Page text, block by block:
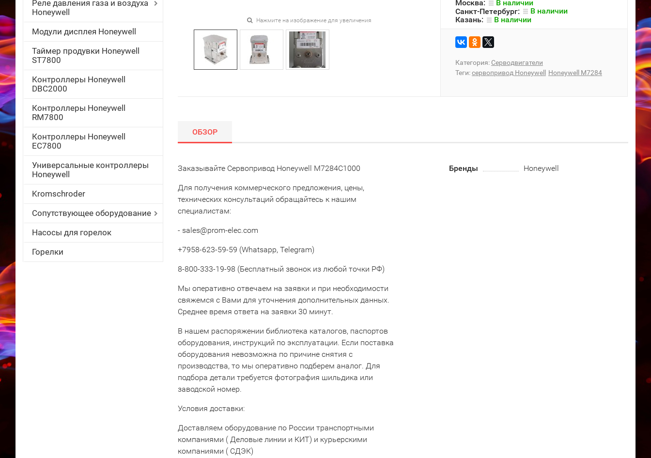
Реле давления газа и воздуха
Honeywell
Модули дисплея Honeywell
Таймер продувки Honeywell
ST7800
Контроллеры Honeywell
DBC2000
Контроллеры Honeywell
RM7800
Контроллеры Honeywell
EC7800
Универсальные контроллеры
Honeywell
Kromschroder
Сопутствующее оборудование
Насосы для горелок
Горелки
Нажмите на изображение для увеличения
Москва:
В наличии
Санкт-Петербург:
В наличии
Казань:
В наличии
Категория: Серводвигатели
Теги:сервопривод Honeywell Honeywell M7284
ОБЗОР
Заказывайте Сервопривод Honeywell M7284C1000
Для получения коммерческого предложения, цены,
технических консультаций обращайтесь к нашим
специалистам:
- sales@prom-elec.com
+7958-623-59-59 (Whatsapp, Telegram)
8-800-333-19-98 (Бесплатный звонок из любой точки РФ)
Мы оперативно отвечаем на заявки и при необходимости
свяжемся с Вами для уточнения дополнительных данных.
Среднее время ответа на заявки 30 минут.
В нашем распоряжении библиотека каталогов, паспортов
оборудования, инструкций по эксплуатации. Если поставка
оборудования невозможна по причине снятия с
производства, то мы оперативно подберем аналог. Для
подбора детали требуется фотография шильдика или
заводской номер.
Условия доставки:
Доставляем оборудование по России транспортными
компаниями ( Деловые линии и КИТ) и курьерскими
компаниями ( СДЭК)
Бренды Honeywell